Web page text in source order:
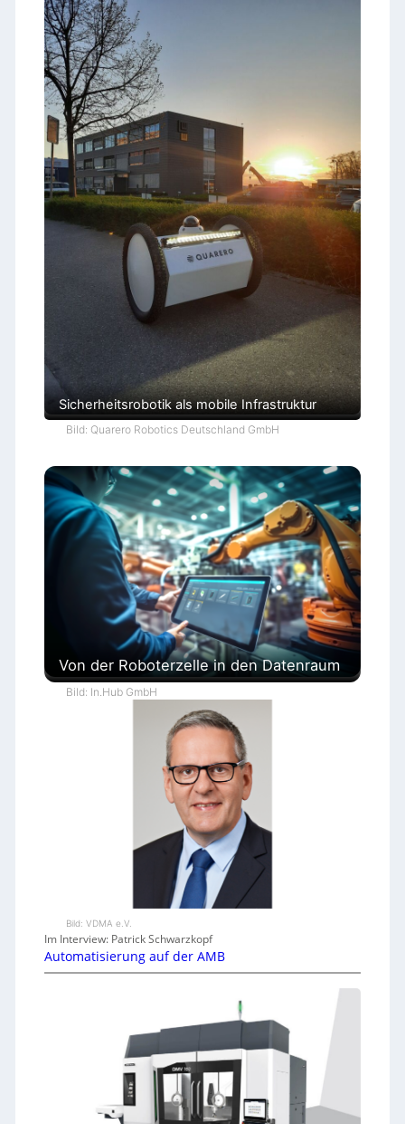
Sicherheitsrobotik als mobile Infrastruktur
Bild: Quarero Robotics Deutschland GmbH
Von der Roboterzelle in den Datenraum
Bild: In.Hub GmbH
Bild: VDMA e.V.
Im Interview: Patrick Schwarzkopf
Automatisierung auf der AMB